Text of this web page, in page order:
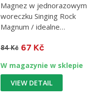
Magnez w jednorazowym
woreczku Singing Rock
Magnum / idealne
g
84 Kč 67 Kč
W magazynie w sklepie
VIEW DETAIL